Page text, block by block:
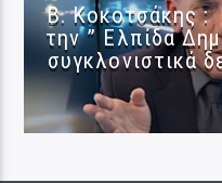
Β. Κοκοτσάκης :
την ” Ελπίδα
συγκλονιστικά